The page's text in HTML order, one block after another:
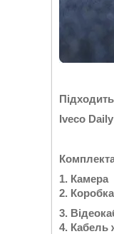
Iveco
1. Камера
2. Коробка
3.
4. Кабель